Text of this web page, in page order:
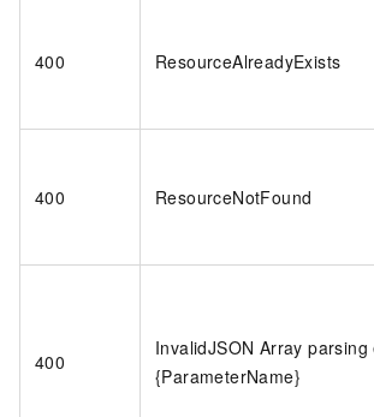
400 ResourceAlreadyExists
400 ResourceNotFound
400
InvalidJSON Array parsing
{ParameterName}